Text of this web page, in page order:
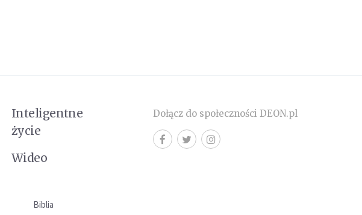
Inteligentne
życie
Wideo
Biblia
Dołącz do społeczności DEON.pl